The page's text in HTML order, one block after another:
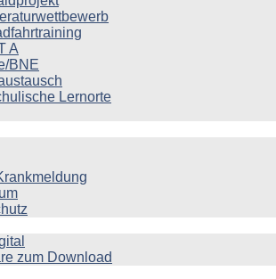
A
BNE
Lernorte
zum Download